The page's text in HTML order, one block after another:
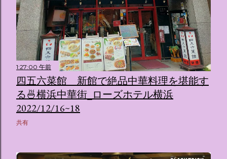
1:27:00 午前
四五六菜館 新館で絶品中華料理を堪能す
る🍜横浜中華街_ローズホテル横浜
2022/12/16~18
共有